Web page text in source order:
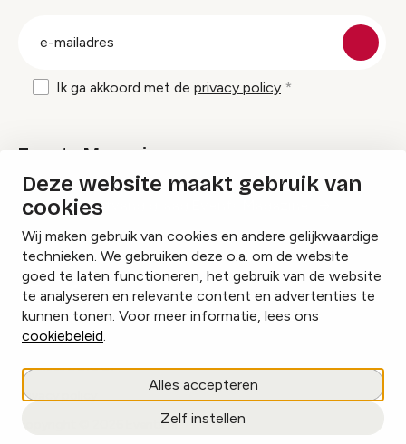
Deze website maakt gebruik van
cookies
Wij maken gebruik van cookies en andere gelijkwaardige
technieken. We gebruiken deze o.a. om de website
goed te laten functioneren, het gebruik van de website
te analyseren en relevante content en advertenties te
kunnen tonen. Voor meer informatie, lees ons
cookiebeleid.
Alles accepteren
Zelf instellen
Ik ga akkoord met de privacy policy
Events Magazine
Ik ontvang graag Events Magazine
InstagramFacebookLinkedIn
Cookies beheren
Privacy policy
copyright © 2026 Events.nl